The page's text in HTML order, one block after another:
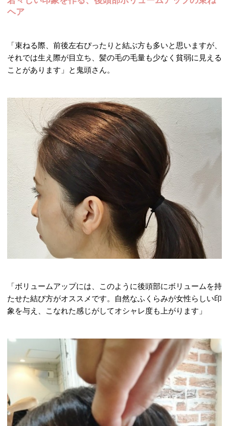
ヘア
「束ねる際、前後左右ぴったりと結ぶ方も多いと思いますが、
それでは生え際が目立ち、髪の毛の毛量も少なく貧弱に見える
ことがあります」と鬼頭さん。
「ボリュームアップには、このように後頭部にボリュームを持
たせた結び方がオススメです。自然なふくらみが女性らしい印
象を与え、こなれた感じがしてオシャレ度も上がります」